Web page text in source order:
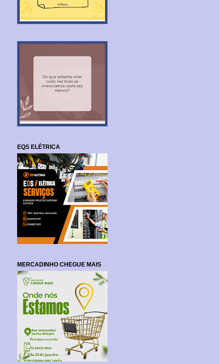
EQS ELÉTRICA
MERCADINHO CHEGUE MAIS